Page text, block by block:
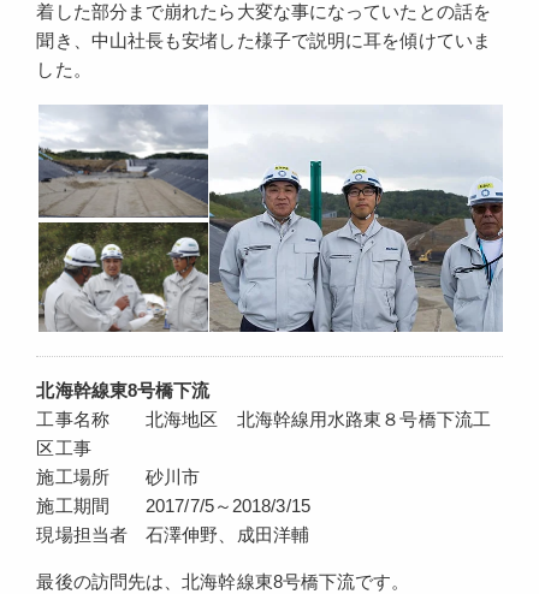
着した部分まで崩れたら大変な事になっていたとの話を
聞き、中山社長も安堵した様子で説明に耳を傾けていま
した。
北海幹線東8号橋下流
工事名称 北海地区 北海幹線用水路東８号橋下流工
区工事
施工場所 砂川市
施工期間 2017/7/5～2018/3/15
現場担当者 石澤伸野、成田洋輔
最後の訪問先は、北海幹線東8号橋下流です。